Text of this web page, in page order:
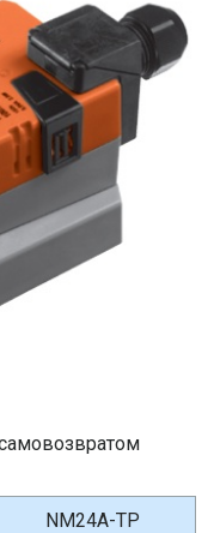
NM24A-TP